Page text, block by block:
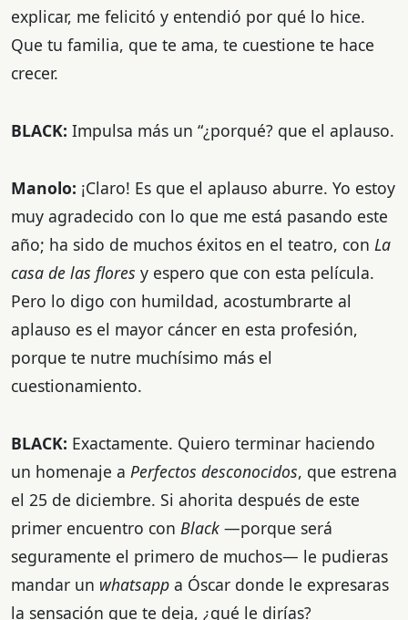
explicar, me felicitó y entendió por qué lo hice.
Que tu familia, que te ama, te cuestione te hace
crecer.
BLACK: Impulsa más un “¿porqué? que el aplauso.
Manolo: ¡Claro! Es que el aplauso aburre. Yo estoy
muy agradecido con lo que me está pasando este
año; ha sido de muchos éxitos en el teatro, con La
casa de las flores y espero que con esta película.
Pero lo digo con humildad, acostumbrarte al
aplauso es el mayor cáncer en esta profesión,
porque te nutre muchísimo más el
cuestionamiento.
BLACK: Exactamente. Quiero terminar haciendo
un homenaje a Perfectos desconocidos, que estrena
el 25 de diciembre. Si ahorita después de este
primer encuentro con Black —porque será
seguramente el primero de muchos— le pudieras
mandar un whatsapp a Óscar donde le expresaras
la sensación que te deja, ¿qué le dirías?